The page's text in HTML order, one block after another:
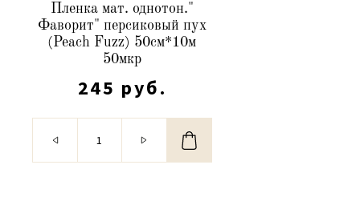
Пленка мат. однотон."
Фаворит" персиковый пух
(Peach Fuzz) 50см*10м
50мкр
245 руб.